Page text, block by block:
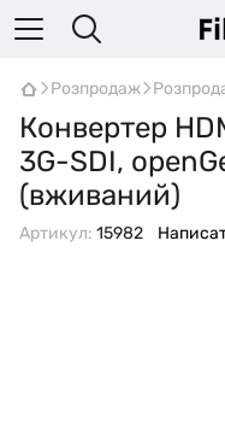
Розпродаж
Конвертер
3G-SDI,
(вживаний)
Артикул: 15982